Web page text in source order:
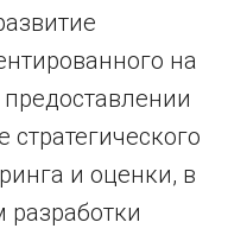
на
стратегического
и оценки, в
разработки